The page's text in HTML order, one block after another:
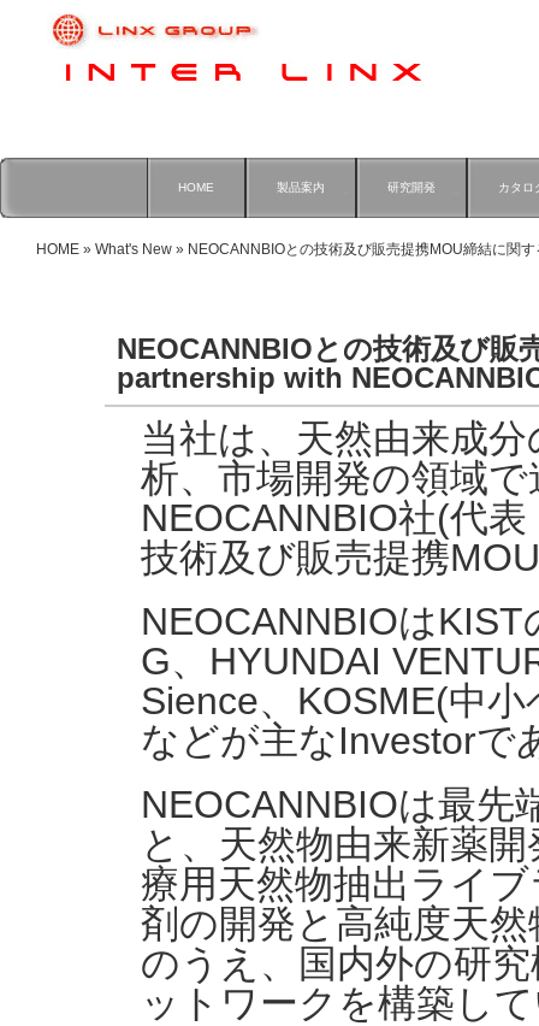
HOME 製品案内 研究開発 カタロ
HOME » What's New » NEOCANNBIOとの技術及び販売提携MOU締結に関
NEOCANNBIOとの技術及び販
partnership with
当社は、天然由来成
析、市場開発の領域
NEOCANNBIO社(代
技術及び販売提携
NEOCANNBIOは
G、HYUNDAI
Sience、KOSME(中
などが主なInvestorで
NEOCANNBIOは最先
と、天然物由来新薬
療用天然物抽出ライ
剤の開発と高純度天
のうえ、国内外の研
ットワークを構築し